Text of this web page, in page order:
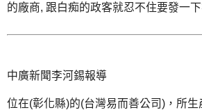
的廠商, 跟白痴的政客就忍不住要發一
中廣新聞李河錫報導
位在(彰化縣)的(台灣易而善公司)，所